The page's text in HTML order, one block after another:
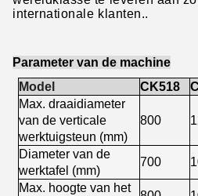
internationale klanten..
Parameter van de machine
Model
CK518
Max. draaidiameter
van de verticale
werktuigsteun (mm)
800
Diameter van de
werktafel (mm)
700
Max. hoogte van het